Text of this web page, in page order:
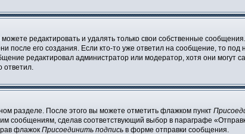
редактировать и удалять только свои собственные
после его создания. Если кто-то уже ответил на сообщение, то
редактировал администратор или модератор, хотя они могут
ответил.
разделе. После этого вы можете отметить флажком пункт
сообщениям, сделав соответствующий выбор в параграфе
флажок Присоединить подпись в форме отправки сообщения.